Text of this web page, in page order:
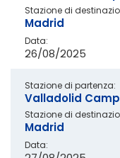
Stazione di
Madrid
Data:
26/08/2025
Stazione di partenza:
Valladolid
Stazione di
Madrid
Data: